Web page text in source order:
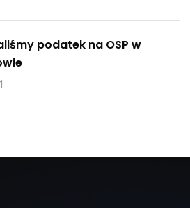
podatek na OSP w